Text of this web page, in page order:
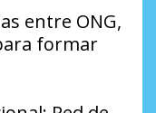
entre ONG,
formar